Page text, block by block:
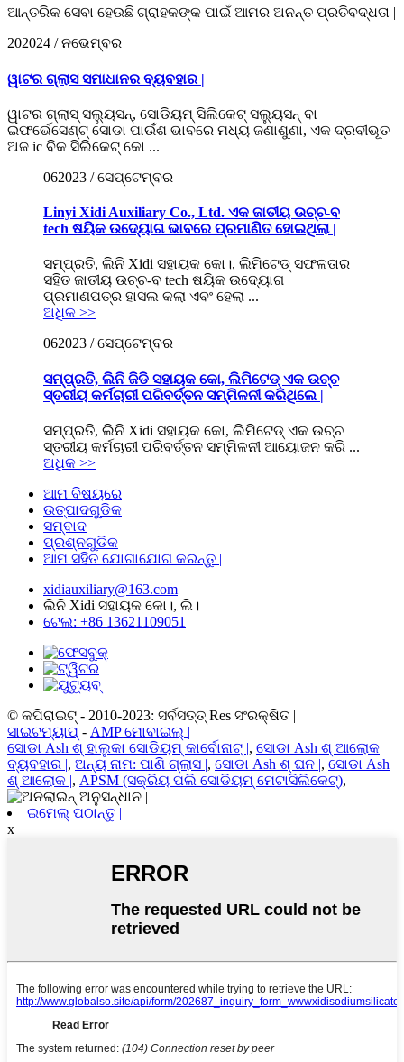
ଆନ୍ତରିକ ସେବା ହେଉଛି ଗ୍ରାହକଙ୍କ ପାଇଁ ଆମର ଅନନ୍ତ ପ୍ରତିବଦ୍ଧତା |
202024 / ନଭେମ୍ବର
ୱାଟର ଗ୍ଲାସ ସମାଧାନର ବ୍ୟବହାର |
ୱାଟର ଗ୍ଲାସ୍ ସଲ୍ୟୁସନ୍, ସୋଡିୟମ୍ ସିଲିକେଟ୍ ସଲ୍ୟୁସନ୍ ବା
ଇଫର୍ଭେସେଣ୍ଟ୍ ସୋଡା ପାଉଁଶ ଭାବରେ ମଧ୍ୟ ଜଣାଶୁଣା, ଏକ ଦ୍ରବୀଭୂତ
ଅଜ ic ବିକ ସିଲିକେଟ୍ କୋ ...
062023 / ସେପ୍ଟେମ୍ବର
Linyi Xidi Auxiliary Co., Ltd. ଏକ ଜାତୀୟ ଉଚ୍ଚ-ବ
tech ଷୟିକ ଉଦ୍ୟୋଗ ଭାବରେ ପ୍ରମାଣିତ ହୋଇଥିଲା |
ସମ୍ପ୍ରତି, ଲିନି Xidi ସହାୟକ କୋ।, ଲିମିଟେଡ୍ ସଫଳତାର
ସହିତ ଜାତୀୟ ଉଚ୍ଚ-ବ tech ଷୟିକ ଉଦ୍ୟୋଗ
ପ୍ରମାଣପତ୍ର ହାସଲ କଲା ଏବଂ ହେଲା ...
ଅଧିକ >>
062023 / ସେପ୍ଟେମ୍ବର
ସମ୍ପ୍ରତି, ଲିନି ଜିଡି ସହାୟକ କୋ, ଲିମିଟେଡ୍ ଏକ ଉଚ୍ଚ
ସ୍ତରୀୟ କର୍ମଚାରୀ ପରିବର୍ତ୍ତନ ସମ୍ମିଳନୀ କରିଥିଲେ |
ସମ୍ପ୍ରତି, ଲିନି Xidi ସହାୟକ କୋ, ଲିମିଟେଡ୍ ଏକ ଉଚ୍ଚ
ସ୍ତରୀୟ କର୍ମଚାରୀ ପରିବର୍ତ୍ତନ ସମ୍ମିଳନୀ ଆୟୋଜନ କରି ...
ଅଧିକ >>
ଆମ ବିଷୟରେ
ଉତ୍ପାଦଗୁଡିକ
ସମ୍ବାଦ
ପ୍ରଶ୍ନଗୁଡିକ
ଆମ ସହିତ ଯୋଗାଯୋଗ କରନ୍ତୁ |
xidiauxiliary@163.com
ଲିନି Xidi ସହାୟକ କୋ।, ଲି।
ଟେଲ: +86 13621109051
© କପିରାଇଟ୍ - 2010-2023: ସର୍ବସତ୍ତ୍ Res ସଂରକ୍ଷିତ |
ସାଇଟମ୍ୟାପ୍ - AMP ମୋବାଇଲ୍ |
ସୋଡା Ash ଶ୍ ହାଲୁକା ସୋଡିୟମ୍ କାର୍ବୋନାଟ୍ |, ସୋଡା Ash ଶ୍ ଆଲୋକ
ବ୍ୟବହାର |, ଅନ୍ୟ ନାମ: ପାଣି ଗ୍ଲାସ |, ସୋଡା Ash ଶ୍ ଘନ |, ସୋଡା Ash
ଶ୍ ଆଲୋକ |, APSM (ସକ୍ରିୟ ପଲି ସୋଡିୟମ୍ ମେଟାସିଲିକେଟ୍),
ଇମେଲ୍ ପଠାନ୍ତୁ |
x